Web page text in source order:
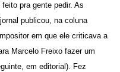
pra gente pedir. As
publicou, na coluna
em que ele criticava a
Marcelo Freixo fazer um
em editorial). Fez